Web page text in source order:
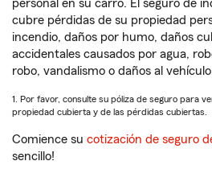
personal en su carro. El seguro de
cubre pérdidas de su propiedad
incendio, daños por humo, daños
accidentales causados por agua,
robo, vandalismo o daños al
1. Por favor, consulte su póliza de seguro para
propiedad cubierta y de las pérdidas cubiertas.
Comience su cotización de seguro
sencillo!